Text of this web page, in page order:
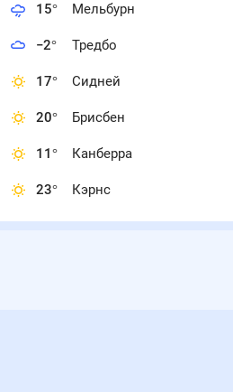
15° Мельбурн
−2° Тредбо
17° Сидней
20° Брисбен
11° Канберра
23° Кэрнс